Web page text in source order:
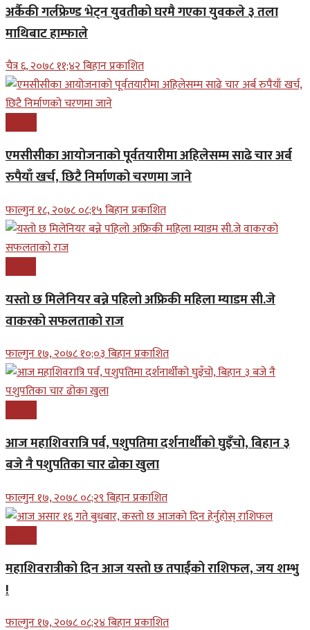
अर्कैकी गर्लफ्रेण्ड भेट्न युवतीको घरमै गएका युवकले ३ तला
माथिबाट हाम्फाले
चैत्र ६, २०७८ ११;४२ बिहान प्रकाशित
एमसीसीका आयोजनाको पूर्वतयारीमा अहिलेसम्म साढे चार अर्ब
रुपैयाँ खर्च, छिटै निर्माणको चरणमा जाने
फाल्गुन १८, २०७८ ०८;१५ बिहान प्रकाशित
यस्तो छ मिलेनियर बन्ने पहिलो अफ्रिकी महिला म्याडम सी.जे
वाकरको सफलताको राज
फाल्गुन १७, २०७८ १०;०३ बिहान प्रकाशित
आज महाशिवरात्रि पर्व, पशुपतिमा दर्शनार्थीको घुइँचो, बिहान ३
बजे नै पशुपतिका चार ढोका खुला
फाल्गुन १७, २०७८ ०८;२९ बिहान प्रकाशित
महाशिवरात्रीको दिन आज यस्तो छ तपाईंको राशिफल, जय शम्भु
!
फाल्गुन १७, २०७८ ०८;२४ बिहान प्रकाशित